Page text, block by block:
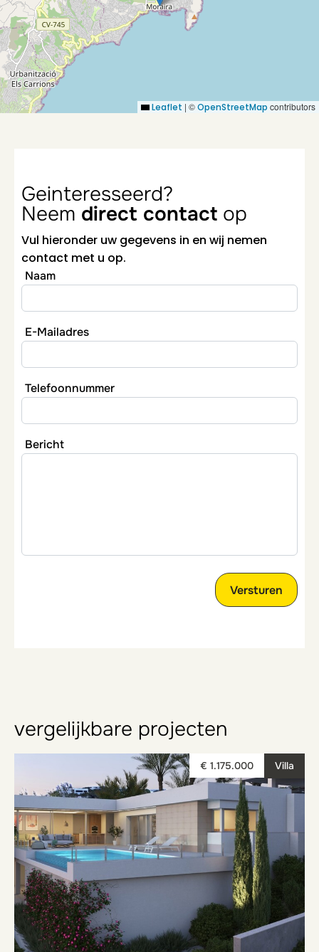
Leaflet | ©OpenStreetMap contributors
Geinteresseerd?
Neem direct contact op
Vul hieronder uw gegevens in en wij nemen
contact met u op.
Naam
E-Mailadres
Telefoonnummer
Bericht
vergelijkbare projecten
Villa
€ 1.175.000